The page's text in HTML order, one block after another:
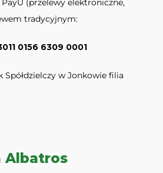
(przelewy elektroniczne,
tradycyjnym:
0156 6309 0001
w Jonkowie filia
Albatros